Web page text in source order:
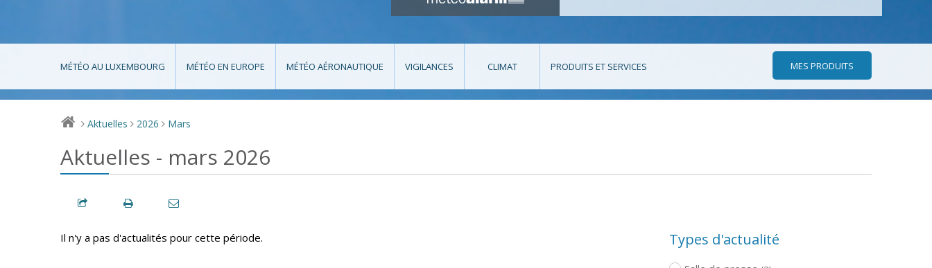
MÉTÉO AU LUXEMBOURG MÉTÉO EN EUROPE MÉTÉO AÉRONAUTIQUE VIGILANCES CLIMAT PRODUITS ET SERVICES MES PRODUITS
> Aktuelles > 2026 > Mars
Aktuelles - mars 2026
Il n'y a pas d'actualités pour cette période. Types d'actualité